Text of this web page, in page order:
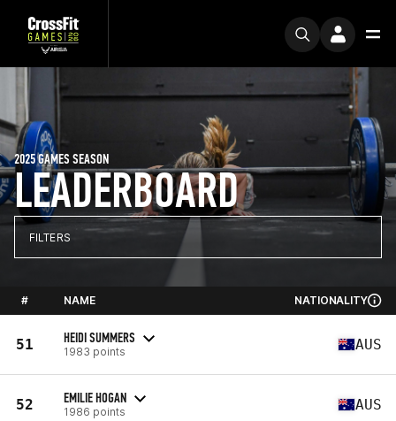
LEADERBOARD
2025 GAMES SEASON
FILTERS
# NAME NATIONALITY
51 HEIDI SUMMERS
1983 points AUS
52 EMILIE HOGAN
1986 points AUS